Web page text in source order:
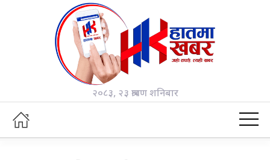
२०८३, २३ श्रावण शनिबार